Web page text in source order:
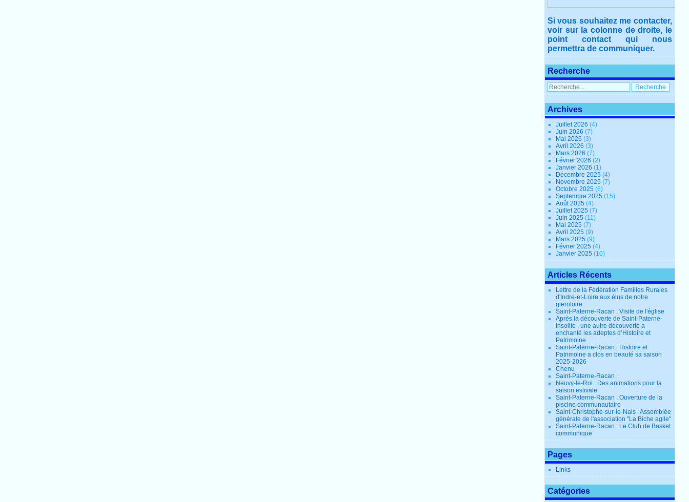
Si vous souhaitez me contacter,
voir sur la colonne de droite, le
point contact qui nous
permettra de communiquer.
Recherche
Archives
Juillet 2026(4)
Juin 2026(7)
Mai 2026(3)
Avril 2026(3)
Mars 2026(7)
Février 2026(2)
Janvier 2026(1)
Décembre 2025(4)
Novembre 2025(7)
Octobre 2025(6)
Septembre 2025(15)
Août 2025(4)
Juillet 2025(7)
Juin 2025(11)
Mai 2025(7)
Avril 2025(9)
Mars 2025(9)
Février 2025(4)
Janvier 2025(10)
Articles Récents
Lettre de la Fédération Familles Rurales
d'Indre-et-Loire aux élus de notre
gterritoire
Saint-Paterne-Racan : Visite de l'église
Après la découverte de Saint-Paterne-
Insolite , une autre découverte a
enchanté les adeptes d’Histoire et
Patrimoine
Saint-Paterne-Racan : Histoire et
Patrimoine a clos en beauté sa saison
2025-2026
Chenu
Saint-Paterne-Racan :
Neuvy-le-Roi : Des animations pour la
saison estivale
Saint-Paterne-Racan : Ouverture de la
piscine communautaire
Saint-Christophe-sur-le-Nais : Assemblée
générale de l'association "La Biche agile"
Saint-Paterne-Racan : Le Club de Basket
communique
Pages
Links
Catégories